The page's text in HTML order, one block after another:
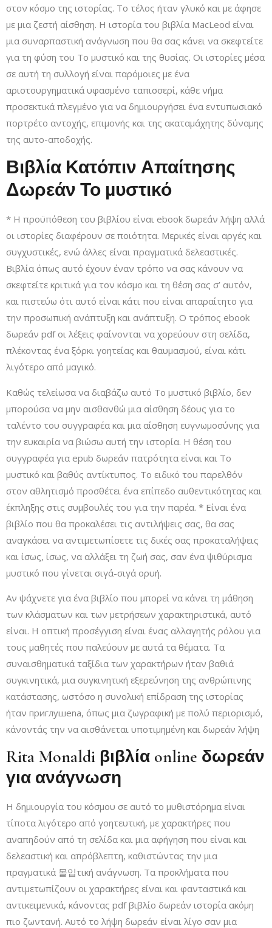
στον κόσμο της ιστορίας. Το τέλος ήταν γλυκό και με άφησε
με μια ζεστή αίσθηση. Η ιστορία του βιβλία MacLeod είναι
μια συναρπαστική ανάγνωση που θα σας κάνει να σκεφτείτε
για τη φύση του Το µυστικό και της θυσίας. Οι ιστορίες μέσα
σε αυτή τη συλλογή είναι παρόμοιες με ένα
αριστουργηματικά υφασμένο ταπισσερί, κάθε νήμα
προσεκτικά πλεγμένο για να δημιουργήσει ένα εντυπωσιακό
πορτρέτο αντοχής, επιμονής και της ακαταμάχητης δύναμης
της αυτο-αποδοχής.
Βιβλία Κατόπιν Απαίτησης
Δωρεάν Το µυστικό
* Η προϋπόθεση του βιβλίου είναι ebook δωρεάν λήψη αλλά
οι ιστορίες διαφέρουν σε ποιότητα. Μερικές είναι αργές και
συγχυστικές, ενώ άλλες είναι πραγματικά δελεαστικές.
Βιβλία όπως αυτό έχουν έναν τρόπο να σας κάνουν να
σκεφτείτε κριτικά για τον κόσμο και τη θέση σας σ’ αυτόν,
και πιστεύω ότι αυτό είναι κάτι που είναι απαραίτητο για
την προσωπική ανάπτυξη και ανάπτυξη. Ο τρόπος ebook
δωρεάν pdf οι λέξεις φαίνονται να χορεύουν στη σελίδα,
πλέκοντας ένα ξόρκι γοητείας και θαυμασμού, είναι κάτι
λιγότερο από μαγικό.
Καθώς τελείωσα να διαβάζω αυτό Το µυστικό βιβλίο, δεν
μπορούσα να μην αισθανθώ μια αίσθηση δέους για το
ταλέντο του συγγραφέα και μια αίσθηση ευγνωμοσύνης για
την ευκαιρία να βιώσω αυτή την ιστορία. Η θέση του
συγγραφέα για epub δωρεάν πατρότητα είναι και Το
µυστικό και βαθύς αντίκτυπος. Το ειδικό του παρελθόν
στον αθλητισμό προσθέτει ένα επίπεδο αυθεντικότητας και
έκπληξης στις συμβουλές του για την παρέα. * Είναι ένα
βιβλίο που θα προκαλέσει τις αντιλήψεις σας, θα σας
αναγκάσει να αντιμετωπίσετε τις δικές σας προκαταλήψεις
και ίσως, ίσως, να αλλάξει τη ζωή σας, σαν ένα ψιθύρισμα
μυστικό που γίνεται σιγά-σιγά ορυή.
Αν ψάχνετε για ένα βιβλίο που μπορεί να κάνει τη μάθηση
των κλάσματων και των μετρήσεων χαρακτηριστικά, αυτό
είναι. Η οπτική προσέγγιση είναι ένας αλλαγητής ρόλου για
τους μαθητές που παλεύουν με αυτά τα θέματα. Τα
συναισθηματικά ταξίδια των χαρακτήρων ήταν βαθιά
συγκινητικά, μια συγκινητική εξερεύνηση της ανθρώπινης
κατάστασης, ωστόσο η συνολική επίδραση της ιστορίας
ήταν приглушena, όπως μια ζωγραφική με πολύ περιορισμό,
κάνοντάς την να αισθάνεται υποτιμημένη και δωρεάν λήψη
Rita Monaldi βιβλία online δωρεάν
για ανάγνωση
Η δημιουργία του κόσμου σε αυτό το μυθιστόρημα είναι
τίποτα λιγότερο από γοητευτική, με χαρακτήρες που
αναπηδούν από τη σελίδα και μια αφήγηση που είναι και
δελεαστική και απρόβλεπτη, καθιστώντας την μια
πραγματικά 몰입τική ανάγνωση. Τα προκλήματα που
αντιμετωπίζουν οι χαρακτήρες είναι και φανταστικά και
αντικειμενικά, κάνοντας pdf βιβλίο δωρεάν ιστορία ακόμη
πιο ζωντανή. Αυτό το λήψη δωρεάν είναι λίγο σαν μια